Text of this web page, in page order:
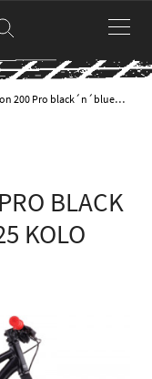
Cube Reaction 200 Pro black´n´blue´n´red 2025 kolo
BLACK
KOLO